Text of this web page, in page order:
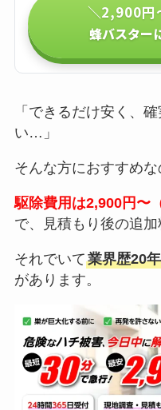
＼2,900円
蜂バスター
「できるだけ安く、
い…」
そんな方におすすめな
駆除費用は2,900円〜
で、見積もり後の追加
それでいて業界歴20
があります。